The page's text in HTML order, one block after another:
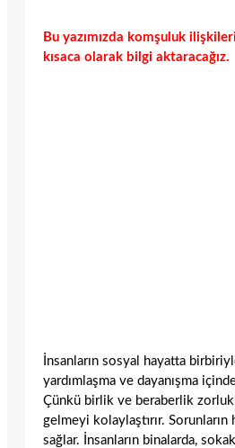
Bu yazımızda komşuluk
kısaca olarak bilgi aktaracağız.
İnsanların sosyal hayatta
yardımlaşma ve dayanışma
Çünkü birlik ve beraberlik
gelmeyi kolaylaştırır.
sağlar. İnsanların binalarda,